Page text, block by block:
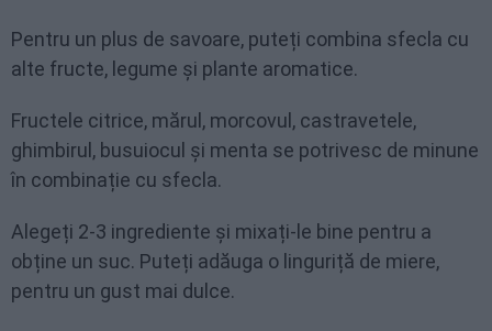
Pentru un plus de savoare, puteți combina sfecla cu
alte fructe, legume și plante aromatice.
Fructele citrice, mărul, morcovul, castravetele,
ghimbirul, busuiocul și menta se potrivesc de minune
în combinație cu sfecla.
Alegeți 2-3 ingrediente și mixați-le bine pentru a
obține un suc. Puteți adăuga o linguriță de miere,
pentru un gust mai dulce.